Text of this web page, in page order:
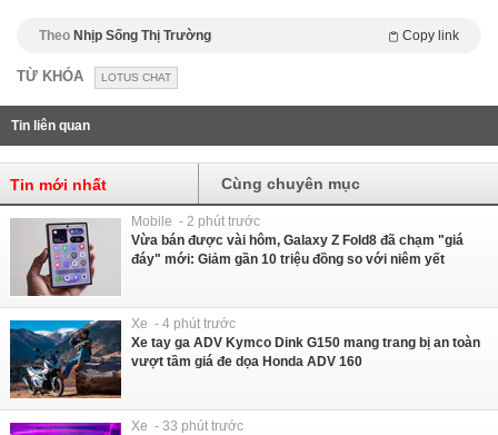
Theo Nhịp Sống Thị Trường Copy link
TỪ KHÓA LOTUS CHAT
Tin liên quan
Tin mới nhất Cùng chuyên mục
Mobile - 2 phút trước
Vừa bán được vài hôm, Galaxy Z Fold8 đã chạm "giá
đáy" mới: Giảm gần 10 triệu đồng so với niêm yết
Xe - 4 phút trước
Xe tay ga ADV Kymco Dink G150 mang trang bị an toàn
vượt tầm giá đe dọa Honda ADV 160
Xe - 33 phút trước